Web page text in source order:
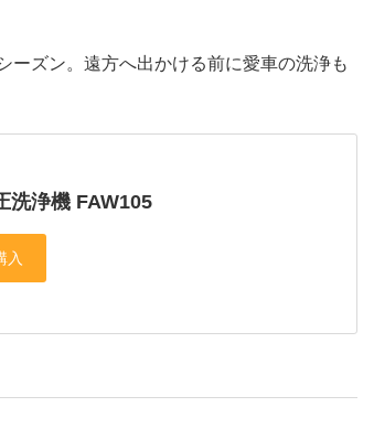
ーズン。遠方へ出かける前に愛車の洗浄も
洗浄機 FAW105